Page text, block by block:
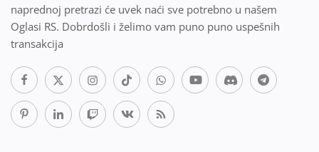
naprednoj pretrazi će uvek naći sve potrebno u našem
Oglasi RS. Dobrdošli i želimo vam puno puno uspešnih
transakcija